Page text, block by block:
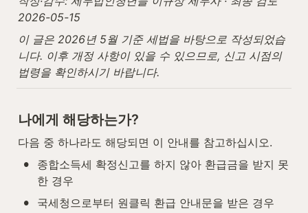
2026-05-15
이 글은 2026년 5월 기준 세법을 바탕으로 작성되었습
니다. 이후 개정 사항이 있을 수 있으므로, 신고 시점의
법령을 확인하시기 바랍니다.
나에게 해당하는가?
다음 중 하나라도 해당되면 이 안내를 참고하십시오.
•
종합소득세 확정신고를 하지 않아 환급금을 받지 못
한 경우
• 국세청으로부터 원클릭 환급 안내문을 받은 경우